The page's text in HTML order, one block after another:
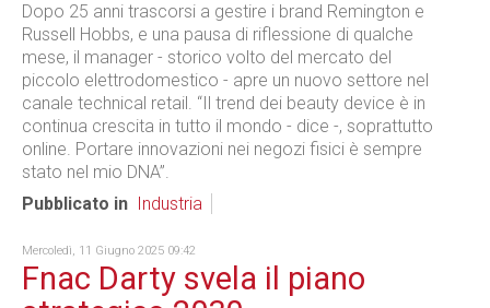
Dopo 25 anni trascorsi a gestire i brand Remington e
Russell Hobbs, e una pausa di riflessione di qualche
mese, il manager - storico volto del mercato del
piccolo elettrodomestico - apre un nuovo settore nel
canale technical retail. “Il trend dei beauty device è in
continua crescita in tutto il mondo - dice -, soprattutto
online. Portare innovazioni nei negozi fisici è sempre
stato nel mio DNA”.
Pubblicato in
Industria
Mercoledì, 11 Giugno 2025 09:42
Fnac Darty svela il piano